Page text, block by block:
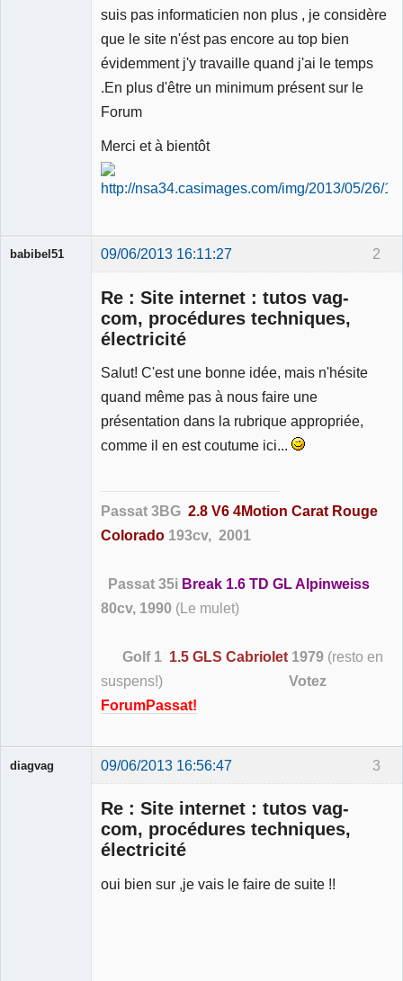
suis pas informaticien non plus , je considère
que le site n'ést pas encore au top bien
évidemment j'y travaille quand j'ai le temps
.En plus d'être un minimum présent sur le
Forum
Merci et à bientôt
2
babibel51 09/06/2013 16:11:27
Re : Site internet : tutos vag-
com, procédures techniques,
électricité
Salut! C'est une bonne idée, mais n'hésite
quand même pas à nous faire une
présentation dans la rubrique appropriée,
comme il en est coutume ici...
Passat 3BG 2.8 V6 4Motion Carat Rouge
Colorado 193cv, 2001
Passat 35i Break 1.6 TD GL Alpinweiss
80cv, 1990 (Le mulet)
Golf 1 1.5 GLS Cabriolet 1979 (resto en
suspens!) Votez
ForumPassat!
3
diagvag 09/06/2013 16:56:47
Re : Site internet : tutos vag-
com, procédures techniques,
électricité
oui bien sur ,je vais le faire de suite !!